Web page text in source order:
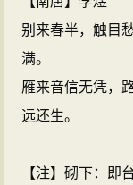
别来春半，触目
满。
雁来音信无凭，
远还生。
【注】砌下：即